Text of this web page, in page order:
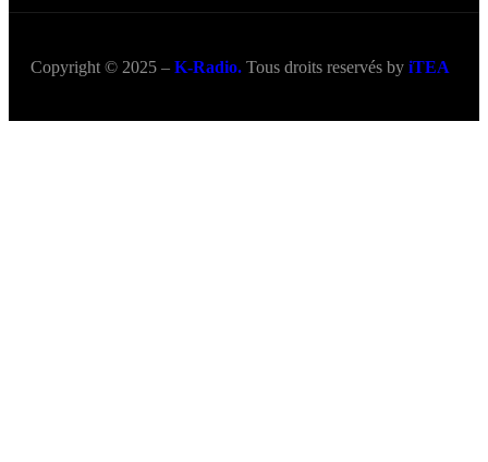
Copyright © 2025 – K-Radio. Tous droits reservés by iTEA